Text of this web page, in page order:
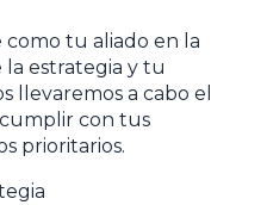
como tu aliado en la
estrategia y tu
llevaremos a cabo el
con tus
prioritarios.